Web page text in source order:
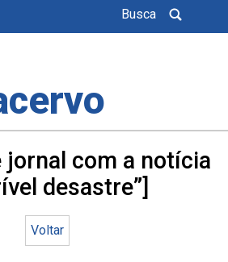
Busca
jornal com a notícia
desastre”]
Voltar